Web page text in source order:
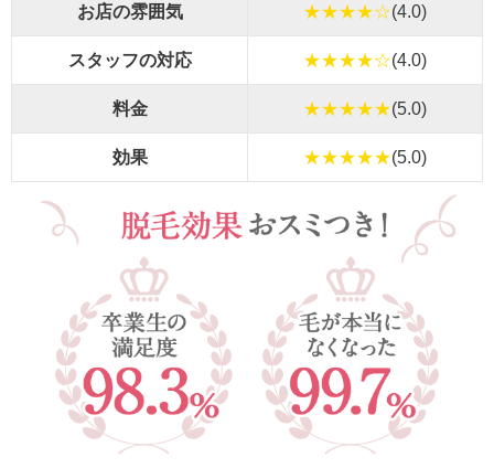
お店の雰囲気 ★★★★☆(4.0)
スタッフの対応 ★★★★☆(4.0)
料金 ★★★★★(5.0)
効果 ★★★★★(5.0)